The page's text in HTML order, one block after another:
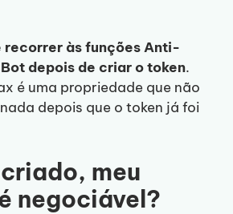
recorrer às funções Anti-
depois de criar o token.
é uma propriedade que não
depois que o token já foi
meu
negociável?